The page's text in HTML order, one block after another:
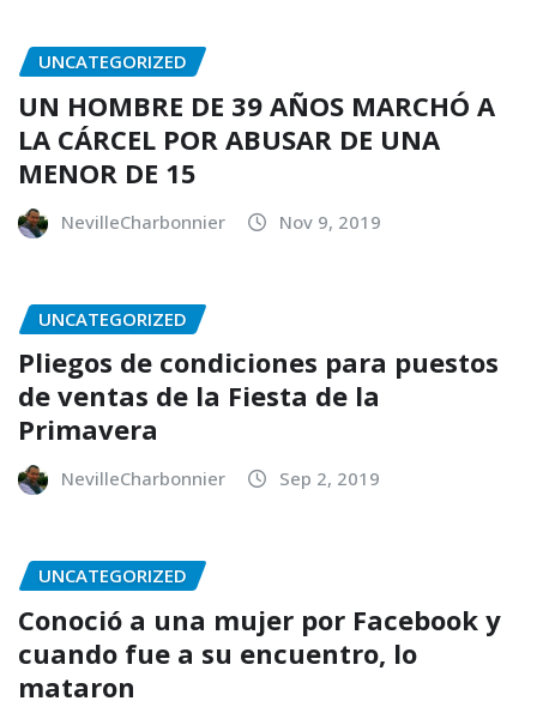
UNCATEGORIZED
UN HOMBRE DE 39 AÑOS MARCHÓ A
LA CÁRCEL POR ABUSAR DE UNA
MENOR DE 15
NevilleCharbonnier Nov 9, 2019
UNCATEGORIZED
Pliegos de condiciones para puestos
de ventas de la Fiesta de la
Primavera
NevilleCharbonnier Sep 2, 2019
UNCATEGORIZED
Conoció a una mujer por Facebook y
cuando fue a su encuentro, lo
mataron